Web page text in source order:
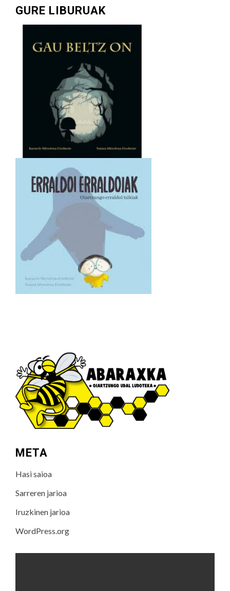
GURE LIBURUAK
META
Hasi saioa
Sarreren jarioa
Iruzkinen jarioa
WordPress.org